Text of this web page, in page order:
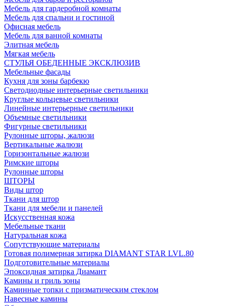
Мебель для гардеробной комнаты
Мебель для спальни и гостиной
Офисная мебель
Мебель для ванной комнаты
Элитная мебель
Мягкая мебель
СТУЛЬЯ ОБЕДЕННЫЕ ЭКСКЛЮЗИВ
Мебельные фасады
Кухня для зоны барбекю
Светодиодные интерьерные светильники
Круглые кольцевые светильники
Линейные интерьерные светильники
Объемные светильники
Фигурные светильники
Рулонные шторы, жалюзи
Вертикальные жалюзи
Горизонтальные жалюзи
Римские шторы
Рулонные шторы
ШТОРЫ
Виды штор
Ткани для штор
Ткани для мебели и панелей
Искусственная кожа
Мебельные ткани
Натуральная кожа
Сопутствующие материалы
Готовая полимерная затирка DIAMANT STAR LVL.80
Подготовительные материалы
Эпоксидная затирка Диамант
Камины и гриль зоны
Каминные топки с призматическим стеклом
Навесные камины